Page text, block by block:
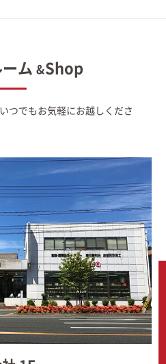
ム &Shop
つでもお気軽にお越しくださ